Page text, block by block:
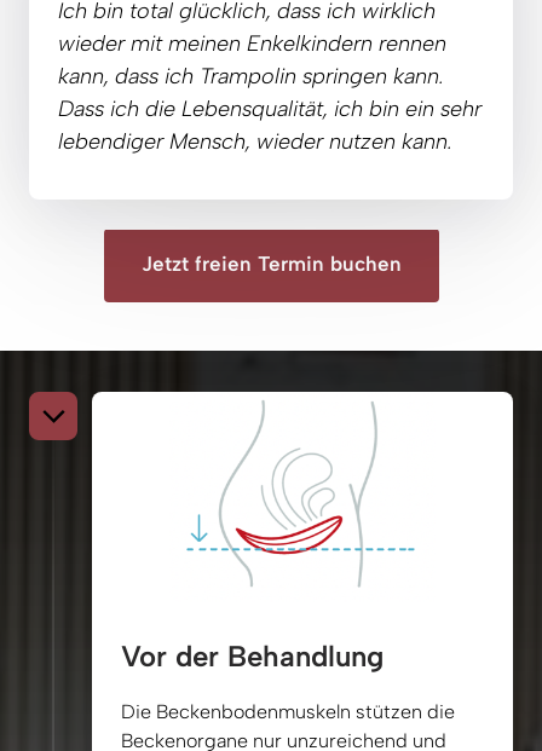
Ich bin total glücklich, dass ich
wieder mit meinen Enkelkindern
kann, dass ich Trampolin springen
Dass ich die Lebensqualität, ich bin ein
sehr
lebendiger Mensch, wieder nutzen kann.
Jetzt freien Termin buchen
Vor der Behandlung
Die Beckenbodenmuskeln stützen
Beckenorgane nur unzureichend